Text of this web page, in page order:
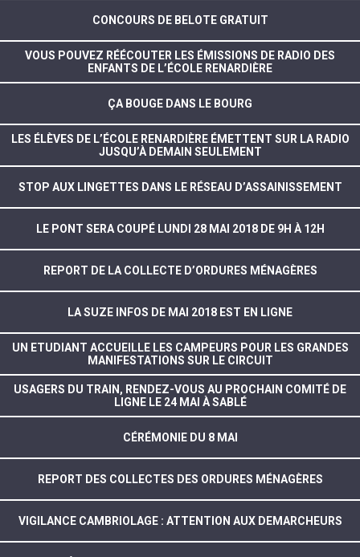
CONCOURS DE BELOTE GRATUIT
VOUS POUVEZ RÉÉCOUTER LES ÉMISSIONS DE RADIO DES
ENFANTS DE L’ÉCOLE RENARDIÈRE
ÇA BOUGE DANS LE BOURG
LES ÉLÈVES DE L’ÉCOLE RENARDIÈRE ÉMETTENT SUR LA RADIO
JUSQU’À DEMAIN SEULEMENT
STOP AUX LINGETTES DANS LE RÉSEAU D’ASSAINISSEMENT
LE PONT SERA COUPÉ LUNDI 28 MAI 2018 DE 9H À 12H
REPORT DE LA COLLECTE D’ORDURES MÉNAGÈRES
LA SUZE INFOS DE MAI 2018 EST EN LIGNE
UN ETUDIANT ACCUEILLE LES CAMPEURS POUR LES GRANDES
MANIFESTATIONS SUR LE CIRCUIT
USAGERS DU TRAIN, RENDEZ-VOUS AU PROCHAIN COMITÉ DE
LIGNE LE 24 MAI À SABLÉ
CÉRÉMONIE DU 8 MAI
REPORT DES COLLECTES DES ORDURES MÉNAGÈRES
VIGILANCE CAMBRIOLAGE : ATTENTION AUX DEMARCHEURS